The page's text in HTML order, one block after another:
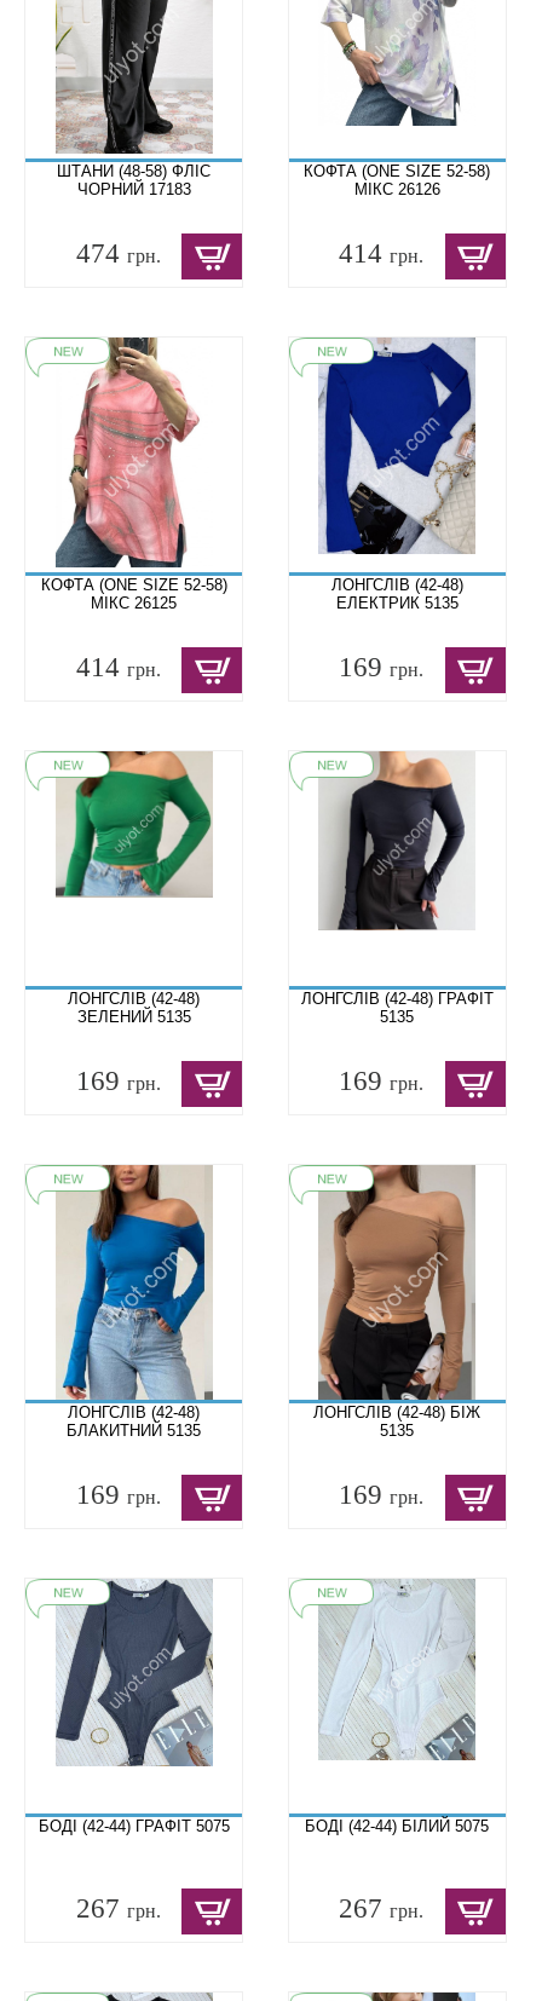
ШТАНИ (48-58) ФЛІС
ЧОРНИЙ 17183
474 грн.
КОФТА (ONE SIZE 52-58)
МІКС 26126
414грн.
КОФТА (ONE SIZE 52-58)
МІКС 26125
414 грн.
ЛОНГСЛІВ (42-48)
ЕЛЕКТРИК 5135
169грн.
ЛОНГСЛІВ (42-48)
ЗЕЛЕНИЙ 5135
169 грн.
ЛОНГСЛІВ (42-48) ГРАФІТ
5135
169грн.
ЛОНГСЛІВ (42-48)
БЛАКИТНИЙ 5135
169 грн.
ЛОНГСЛІВ (42-48) БІЖ
5135
169грн.
БОДІ (42-44) ГРАФІТ 5075
267 грн.
БОДІ (42-44) БІЛИЙ 5075
267грн.